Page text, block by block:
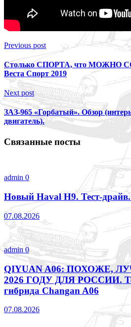
Previous post
Столько СПОРТА, что МОЖНО
Веста Спорт 2019
Next post
ЗАЗ-965 «Горбатый». Обзор
двигатель).
Связанные посты
admin 0
Новый Haval H9. Тест-
07.08.2026
admin0
QIYUAN A06: ПОХОЖЕ,
2026 ГОДУ ДЛЯ РОССИИ.
гибрида Changan A06
07.08.2026